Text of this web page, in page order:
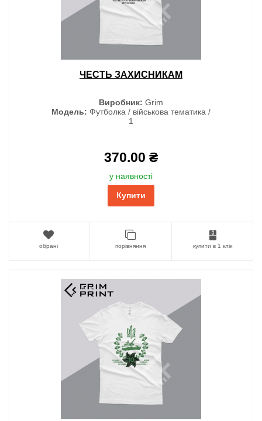
ЧЕСТЬ ЗАХИСНИКАМ
Виробник: Grim
Модель: Футболка / військова тематика /
1
370.00 ₴
у наявності
Купити
обрані порівняння купити в 1 клік